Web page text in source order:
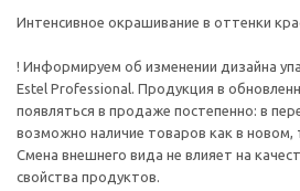
Интенсивное окрашивание в оттенки
! Информируем об изменении дизайна
Estel Professional. Продукция в
появляться в продаже постепенно: в
возможно наличие товаров как в новом,
Смена внешнего вида не влияет на
свойства продуктов.